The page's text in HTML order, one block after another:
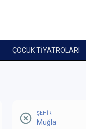
ÇOCUK TIYATROLARI
ŞEHİR
Muğla